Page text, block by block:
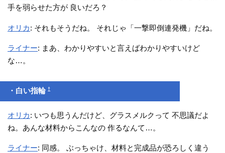
手を弱らせた方が 良いだろ？
オリカ: それもそうだね。 それじゃ「一撃即倒連発機」だね。
ライナー: まあ、わかりやすいと言えばわかりやすいけど
な…。
・白い指輪†
オリカ: いつも思うんだけど、グラスメルクって 不思議だよ
ね。あんな材料からこんなの 作るなんて…。
ライナー: 同感。 ぶっちゃけ、材料と完成品が恐ろしく違う